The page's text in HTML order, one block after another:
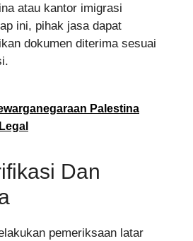
atau kantor imigrasi
ini, pihak jasa dapat
dokumen diterima sesuai
Palestina
Dan
pemeriksaan latar